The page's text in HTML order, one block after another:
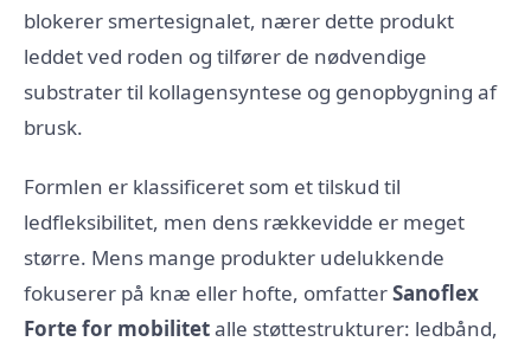
blokerer smertesignalet, nærer dette produkt
leddet ved roden og tilfører de nødvendige
substrater til kollagensyntese og genopbygning af
brusk.
Formlen er klassificeret som et tilskud til
ledfleksibilitet, men dens rækkevidde er meget
større. Mens mange produkter udelukkende
fokuserer på knæ eller hofte, omfatterSanoflex
Forte for mobilitetalle støttestrukturer: ledbånd,